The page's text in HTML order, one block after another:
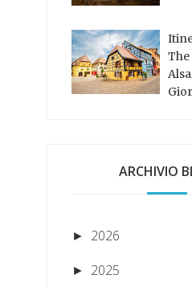
The
ARCHIVIO
► 2026
► 2025